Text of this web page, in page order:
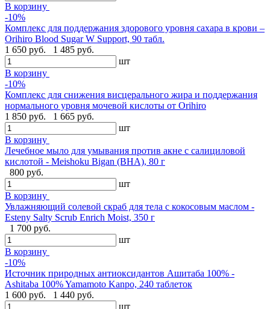
В корзину
-10%
Комплекс для поддержания здорового уровня сахара в крови –
Orihiro Blood Sugar W Support, 90 табл.
1 650 руб.
1 485 руб.
шт
В корзину
-10%
Комплекс для снижения висцерального жира и поддержания
нормального уровня мочевой кислоты от Orihiro
1 850 руб.
1 665 руб.
шт
В корзину
Лечебное мыло для умывания против акне с салициловой
кислотой - Meishoku Bigan (BHA), 80 г
800 руб.
шт
В корзину
Увлажняющий солевой скраб для тела с кокосовым маслом -
Esteny Salty Scrub Enrich Moist, 350 г
1 700 руб.
шт
В корзину
-10%
Источник природных антиоксидантов Ашитаба 100% -
Ashitaba 100% Yamamoto Kanpo, 240 таблеток
1 600 руб.
1 440 руб.
шт